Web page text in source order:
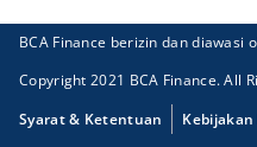
BCA Finance berizin dan diawasi
Copyright 2021 BCA Finance. All
Syarat & Ketentuan
Kebijakan